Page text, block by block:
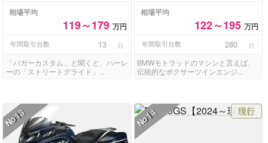
相場平均
119～179万円
年間取引台数 13 台
「バガーカスタム」と聞くと、ハーレ
ーの「ストリートグライド」...
相場平均
122～195 万円
年間取引台数 280 台
BMWモトラッドのマシンと言えば、
伝統的なボクサーツインエンジ...
No
13 No
14 現行